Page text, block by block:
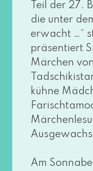
Teil der 27.
die unter
erwacht …“
prä­sen­tiert
Märchen
küh­ne
Am